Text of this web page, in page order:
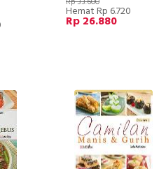
Hemat Rp 6.720
Rp 26.880